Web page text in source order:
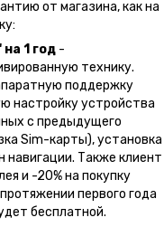
от магазина, как на
1 год -
технику.
поддержку
настройку устройства
с предыдущего
Sim-карты), установка
Также клиент
и -20% на покупку
первого года
бесплатной.